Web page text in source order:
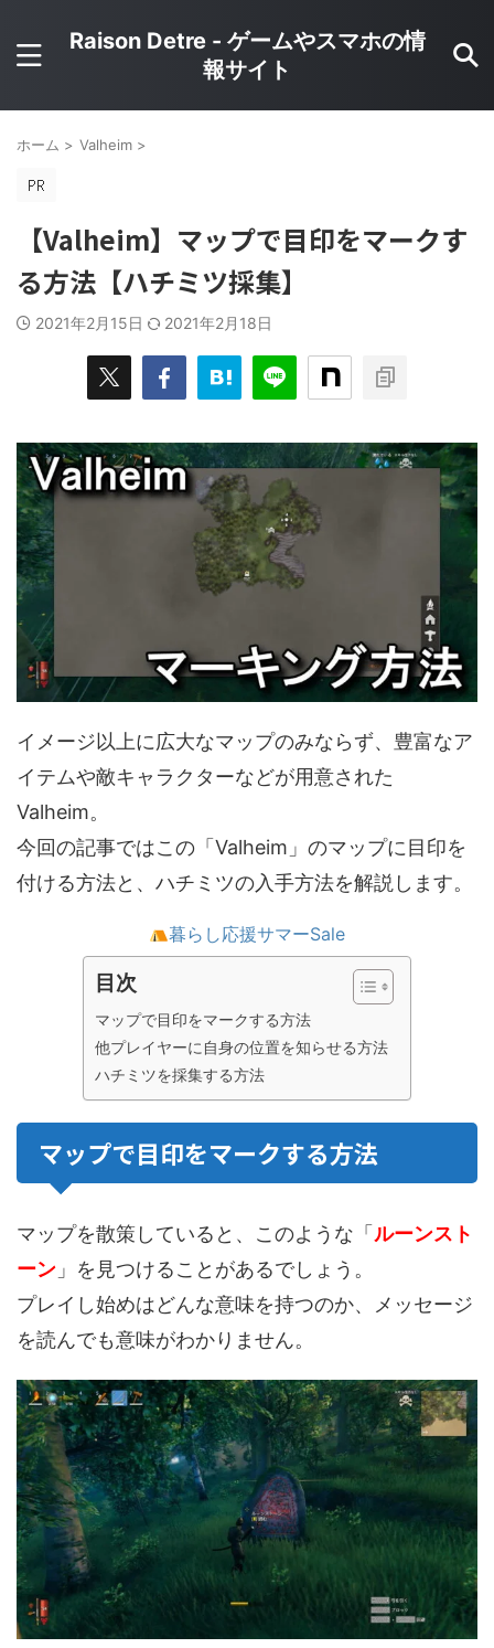
Raison Detre - ゲームやスマホの情
報サイト
ホーム > Valheim >
【Valheim】マップで目印をマークす
る方法【ハチミツ採集】
2021年2月15日 2021年2月18日
イメージ以上に広大なマップのみならず、豊富なア
イテムや敵キャラクターなどが用意された
Valheim。
今回の記事ではこの「Valheim」のマップに目印を
付ける方法と、ハチミツの入手方法を解説します。
暮らし応援サマーSale
目次
マップで目印をマークする方法
他プレイヤーに自身の位置を知らせる方法
ハチミツを採集する方法
マップで目印をマークする方法
マップを散策していると、このような「 ルーンスト
ーン 」を見つけることがあるでしょう。
プレイし始めはどんな意味を持つのか、メッセージ
を読んでも意味がわかりません。